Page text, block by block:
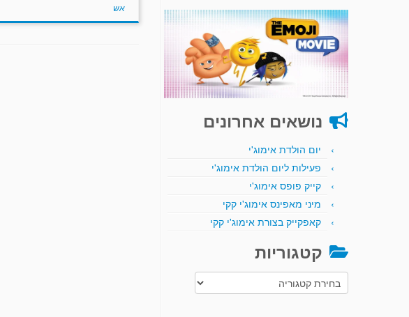
נושאים אחרונים
יום הולדת אימוג'י
פעילות ליום הולדת אימוג'י
קייק פופס אימוג'י
מיני מאפינס אימוג'י קקי
קאפקייק בצורת אימוג'י קקי
קטגוריות
קטגוריות
אש